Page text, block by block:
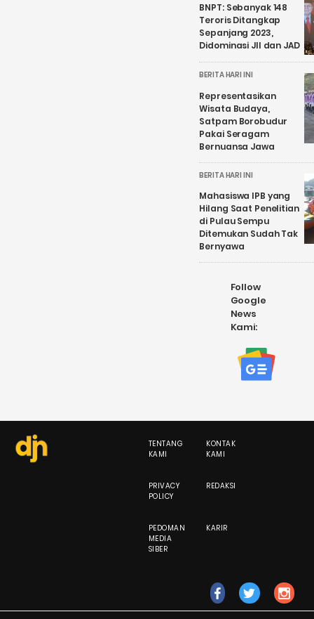
BNPT: Sebanyak 148
Teroris Ditangkap
Sepanjang 2023,
Didominasi JII dan JAD
BERITA HARI INI
Representasikan
Wisata Budaya,
Satpam Borobudur
Pakai Seragam
Bernuansa Jawa
BERITA HARI INI
Mahasiswa IPB yang
Hilang Saat Penelitian
di Pulau Sempu
Ditemukan Sudah Tak
Bernyawa
Follow
Google
News
Kami:
TENTANG
KAMI
KONTAK
KAMI
PRIVACY
POLICY
REDAKSI
PEDOMAN
MEDIA
SIBER
KARIR